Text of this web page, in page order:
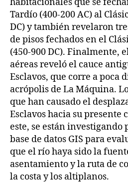
Tardío (400-200 AC) al
DC) y también revelaron
de pisos fechados en el
(450-900 DC). Finalmente,
aéreas reveló el cauce
Esclavos, que corre a poca
acrópolis de La Máquina.
que han causado el
Esclavos hacia su presente
este, se están investigando
base de datos GIS para
que el río haya sido la
asentamiento y la ruta de
la costa y los altiplanos.